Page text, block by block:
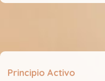
Principio Activo